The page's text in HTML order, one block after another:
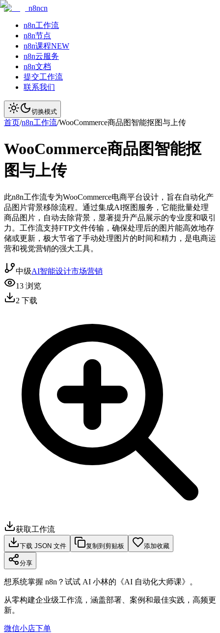
n8ncn
n8n工作流
n8n节点
n8n课程NEW
n8n云服务
n8n文档
提交工作流
联系我们
切换模式
首页/n8n工作流/WooCommerce商品图智能抠图与上传
WooCommerce商品图智能抠
图与上传
此n8n工作流专为WooCommerce电商平台设计，旨在自动化产
品图片背景移除流程。通过集成AI抠图服务，它能批量处理
商品图片，自动去除背景，显著提升产品展示的专业度和吸引
力。工作流支持FTP文件传输，确保处理后的图片能高效地存
储或更新，极大节省了手动处理图片的时间和精力，是电商运
营和视觉营销的强大工具。
中级AI智能设计市场营销
13 浏览
2 下载
获取工作流
下载 JSON 文件 复制到剪贴板 添加收藏
分享
想系统掌握 n8n？试试 AI 小林的《AI 自动化大师课》。
从零构建企业级工作流，涵盖部署、案例和最佳实践，高频更
新。
微信小店下单